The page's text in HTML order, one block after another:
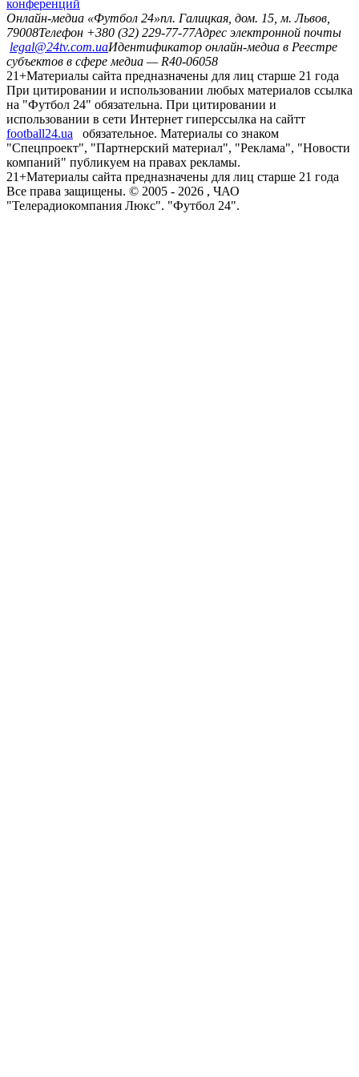
конференций
Онлайн-медиа «Футбол 24»пл. Галицкая, дом. 15, м. Львов,
79008Телефон +380 (32) 229-77-77Адрес электронной почты
legal@24tv.com.uaИдентификатор онлайн-медиа в Реестре
субъектов в сфере медиа — R40-06058
21+Материалы сайта предназначены для лиц старше 21 года
При цитировании и использовании любых материалов ссылка
на "Футбол 24" обязательна. При цитировании и
использовании в сети Интернет гиперссылка на сайтт
football24.ua
обязательное. Материалы со знаком
"Спецпроект", "Партнерский материал", "Реклама", "Новости
компаний" публикуем на правах рекламы.
21+Материалы сайта предназначены для лиц старше 21 года
Все права защищены. © 2005 - 2026 , ЧАО
"Телерадиокомпания Люкс". "Футбол 24".